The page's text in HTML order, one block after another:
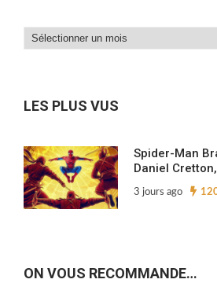
Dans
LES PLUS VUS
Spider-Man
Daniel
3 jours ago
ON VOUS RECOMMANDE…